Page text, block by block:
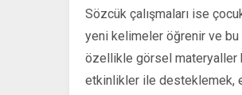
Sözcük çalışmaları ise
yeni kelimeler öğrenir ve
özellikle görsel materyaller
etkinlikler ile desteklemek,